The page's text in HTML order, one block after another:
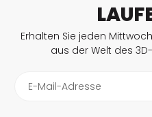
Erhalten Sie jeden
aus der Welt des
E-Mail-Adresse